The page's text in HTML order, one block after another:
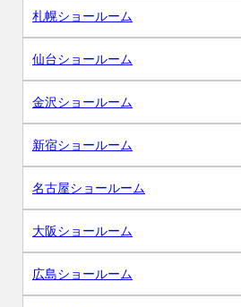
札幌ショールーム
仙台ショールーム
金沢ショールーム
新宿ショールーム
名古屋ショールーム
大阪ショールーム
広島ショールーム